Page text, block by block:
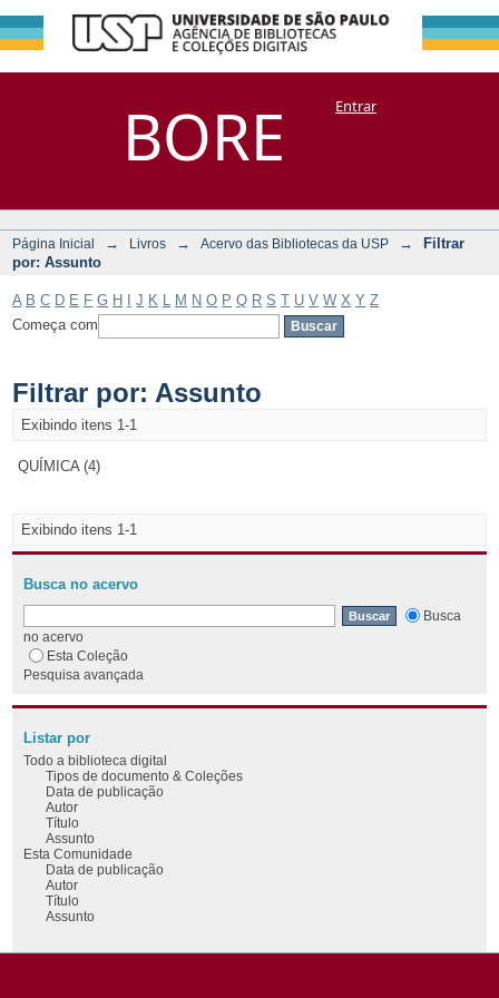
BORE
Filtrar por:
Assunto
DSpace/Manakin + CoriscoEntrar
Página Inicial → Livros → Acervo das Bibliotecas da USP →
Filtrar
por: Assunto
A B C D E F G H J K M N O P Q R S T U V W X Y Z
Começa com
Filtrar por: Assunto
Exibindo itens 1-1
QUÍMICA (4)
Exibindo itens 1-1
Busca no acervo
Busca
no acervo
Esta Coleção
Pesquisa avançada
Listar por
Todo a biblioteca digital
Tipos de documento & Coleções
Data de publicação
Autor
Título
Assunto
Esta Comunidade
Data de publicação
Autor
Título
Assunto